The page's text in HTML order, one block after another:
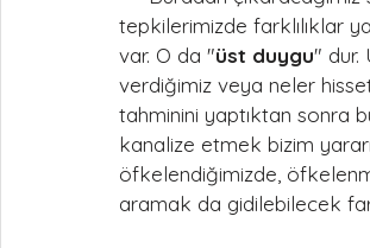
tepkilerimizde farklılıklar
var. O da "üst duygu" dur.
verdiğimiz veya neler
tahminini yaptıktan sonra
kanalize etmek bizim
öfkelendiğimizde,
aramak da gidilebilecek